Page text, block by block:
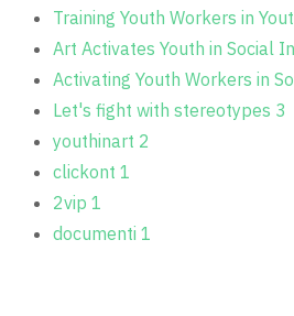
Training Youth Workers in
Art Activates Youth in Social
Activating Youth Workers in
Let's fight with stereotypes 3
youthinart 2
clickont 1
2vip 1
documenti 1